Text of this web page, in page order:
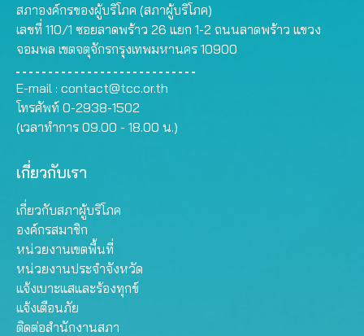
สภาองค์กรของผู้บริโภค (สภาผู้บริโภค)
เลขที่ 110/1 ซอยลาดพร้าว 26 แยก 1-2 ถนนลาดพร้าว แขวง
จอมพล เขตจตุจักรกรุงเทพมหานคร 10900
E-mail : contact@tcc.or.th
โทรศัพท์ 0-2938-1502
(เวลาทำการ 09.00 - 18.00 น.)
เกี่ยวกับเรา
เกี่ยวกับสภาผู้บริโภค
องค์กรสมาชิก
หน่วยงานเขตพื้นที่
หน่วยงานประจำจังหวัด
แจ้งเบาะแสและร้องทุกข์
แจ้งเตือนภัย
ติดต่อสำนักงานสภา